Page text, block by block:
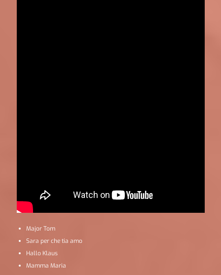
Major Tom
Sara per che tia amo
Hallo Klaus
Mamma Maria